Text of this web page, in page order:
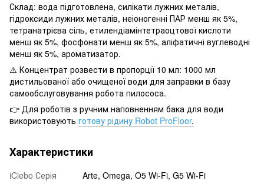
Склад: вода підготовлена, силікати лужних металів,
гідроксиди лужних металів, неіоногенні ПАР менш як 5%,
тетранатрієва сіль, етилендіамінтетраоцтової кислоти
менш як 5%, фосфонати менш як 5%, аліфатичні вуглеводні
менш як 5%, ароматизатор.
⚠️ Концентрат розвести в пропорції 10 мл: 1000 мл
дистильованої або очищеної води для заправки в базу
самообслуговування робота пилососа.
👉 Для роботів з ручним наповненням бака для води
використовують готову рідину Robot ProFloor.
Характеристики
iClebo Серія
Arte, Omega, O5 Wi-Fi, G5 Wi-Fi